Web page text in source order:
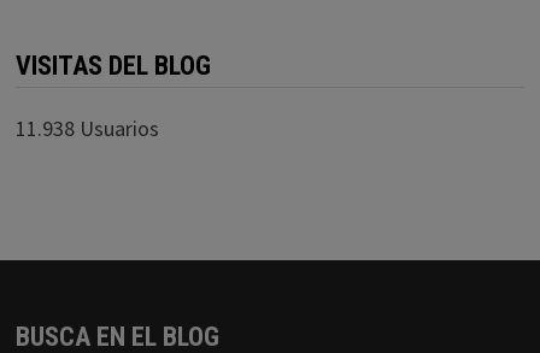
VISITAS DEL BLOG
11.938 Usuarios
BUSCA EN EL BLOG